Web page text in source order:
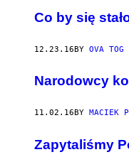
Co by się
12.23.16BY OVA TOG
Narodowcy
11.02.16 BY MACIEK
Zapytaliśmy